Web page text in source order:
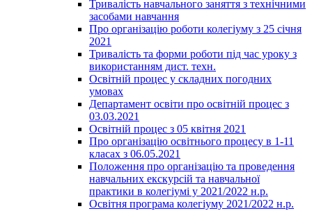
Тривалість навчального заняття з технічними
засобами навчання
Про організацію роботи колегіуму з 25 січня
2021
Тривалість та форми роботи під час уроку з
використанням дист. техн.
Освітній процес у складних погодних
умовах
Департамент освіти про освітній процес з
03.03.2021
Освітній процес з 05 квітня 2021
Про організацію освітнього процесу в 1-11
класах з 06.05.2021
Положення про організацію та проведення
навчальних екскурсій та навчальної
практики в колегіумі у 2021/2022 н.р.
Освітня програма колегіуму 2021/2022 н.р.